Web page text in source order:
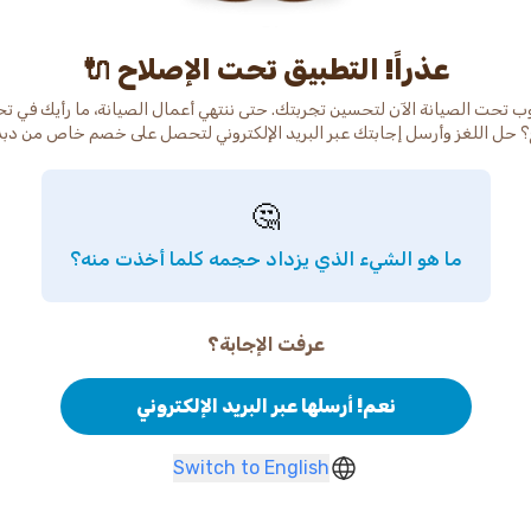
عذراً! التطبيق تحت الإصلاح 🔌
تحت الصيانة الآن لتحسين تجربتك. حتى ننتهي أعمال الصيانة، ما رأيك في
حل اللغز وأرسل إجابتك عبر البريد الإلكتروني لتحصل على خصم خاص من
🤔
ما هو الشيء الذي يزداد حجمه كلما أخذت منه؟
عرفت الإجابة؟
نعم! أرسلها عبر البريد الإلكتروني
Switch to English